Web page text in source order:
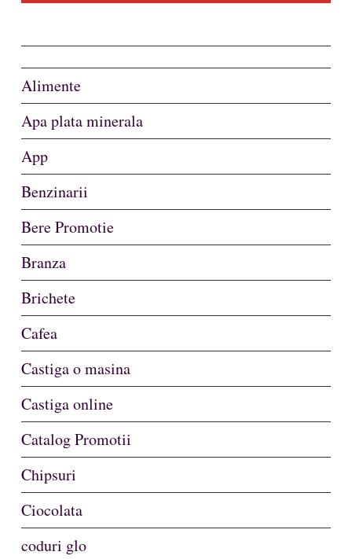
Alimente
Apa plata minerala
App
Benzinarii
Bere Promotie
Branza
Brichete
Cafea
Castiga o masina
Castiga online
Catalog Promotii
Chipsuri
Ciocolata
coduri glo